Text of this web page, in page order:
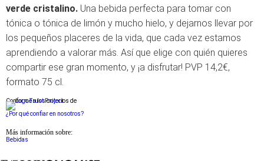
verde cristalino. Una bebida perfecta para tomar con
tónica o tónica de limón y mucho hielo, y dejarnos llevar por
los pequeños placeres de la vida, que cada vez estamos
aprendiendo a valorar más. Así que elige con quién quieres
compartir ese gran momento, y ¡a disfrutar! PVP 14,2€,
formato 75 cl.
Conforme a los criterios de
¿Por qué confiar en nosotros?
Más información sobre:
Bebidas